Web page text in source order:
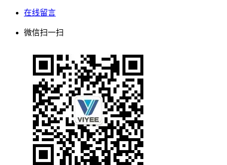
在线留言
微信扫一扫